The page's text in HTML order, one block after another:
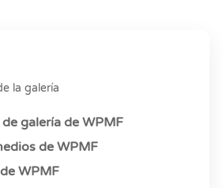
la galería
galería de WPMF
de WPMF
WPMF